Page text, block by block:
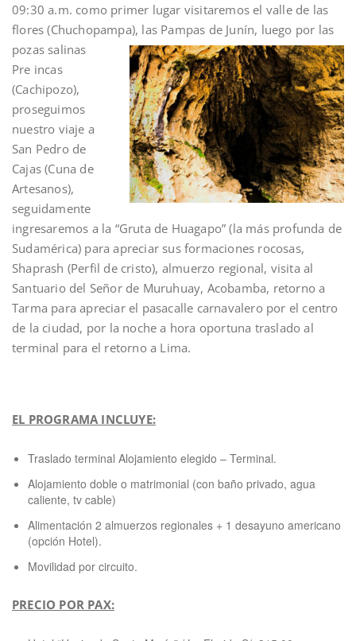
09:30 a.m. como primer lugar visitaremos el valle de las
flores (Chuchopampa), las Pampas de Junín, luego por las
pozas salinas
Pre incas
(Cachipozo),
proseguimos
nuestro viaje a
San Pedro de
Cajas (Cuna de
Artesanos),
seguidamente
ingresaremos a la “Gruta de Huagapo” (la más profunda de
Sudamérica) para apreciar sus formaciones rocosas,
Shaprash (Perfil de cristo), almuerzo regional, visita al
Santuario del Señor de Muruhuay, Acobamba, retorno a
Tarma para apreciar el pasacalle carnavalero por el centro
de la ciudad, por la noche a hora oportuna traslado al
terminal para el retorno a Lima.
EL PROGRAMA INCLUYE:
Traslado terminal Alojamiento elegido – Terminal.
Alojamiento doble o matrimonial (con baño privado, agua
caliente, tv cable)
Alimentación 2 almuerzos regionales + 1 desayuno americano
(opción Hotel).
Movilidad por circuito.
PRECIO POR PAX: